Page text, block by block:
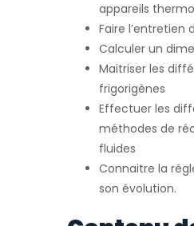
appareils
Faire l’entretien
Calculer un
Maitriser les
frigorigènes
Effectuer les
méthodes de
fluides
Connaitre la
son évolution.